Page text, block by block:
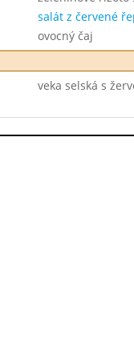
salát z červené
ovocný čaj
veka selská s